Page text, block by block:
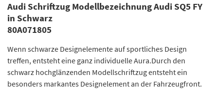
Audi Schriftzug Modellbezeichnung Audi SQ5 FY
in Schwarz
80A071805
Wenn schwarze Designelemente auf sportliches Design
treffen, entsteht eine ganz individuelle Aura.Durch den
schwarz hochglänzenden Modellschriftzug entsteht ein
besonders markantes Designelement an der Fahrzeugfront.